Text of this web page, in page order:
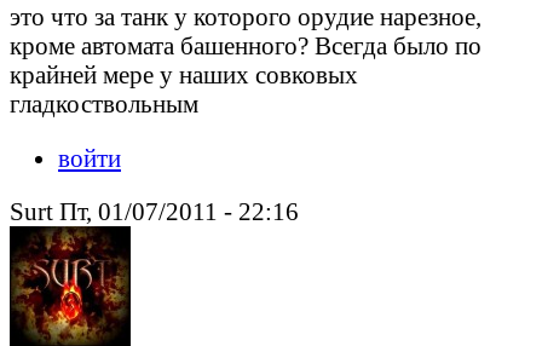
это что за танк у которого орудие нарезное,
кроме автомата башенного? Всегда было по
крайней мере у наших совковых
гладкоствольным
войти
Surt Пт, 01/07/2011 - 22:16